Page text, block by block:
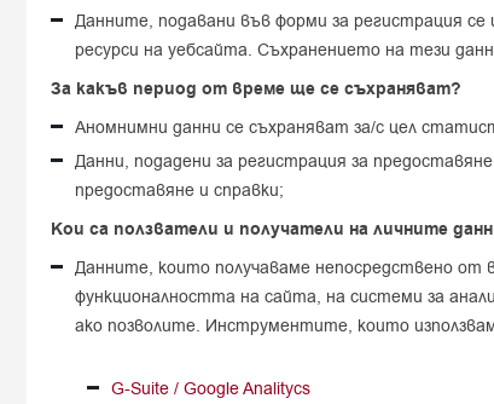
Данните, подавани във форми за регистрация
ресурси на уебсайта. Съхранението на тези
За какъв период от време ще се съхраняват?
Аномнимни данни се съхраняват за/с цел
Данни, подадени за регистрация за
предоставяне и справки;
Кои са ползватели и получатели на личните
Данните, които получаваме непосредствено от
функционалността на сайта, на системи за
ако позволите. Инструментите, които
G-Suite / Google Analitycs